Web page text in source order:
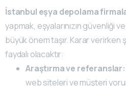
İstanbul eşya depolama
yapmak, eşyalarınızın güvenliği
büyük önem taşır. Karar
faydalı olacaktır:
Araştırma ve referanslar:
web siteleri ve müşteri